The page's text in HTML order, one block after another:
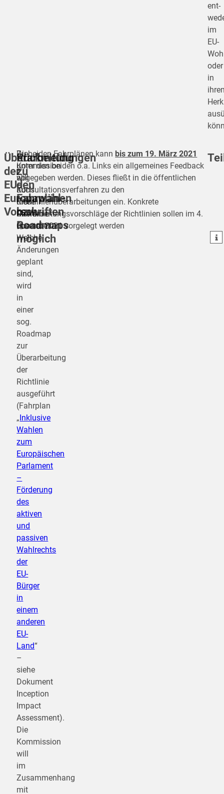
ent­
im
EU-
oder
in
Überarbeitung
der
EU-
Europawahl-
Vorschriften
Die
Kommission
will
auch
diese
Richtlinie
überarbeiten.
Welche
Änderungen
geplant
sind,
wird
in
einer
sog.
Roadmap
zur
Überarbeitung
der
Richtlinie
ausgeführt
(Fahrplan
„ Inklusive
Wahlen
zum
Europäischen
Parlament
–
Förderung
des
aktiven
und
passiven
Wahlrechts
der
EU-
Bürger
in
einem
anderen
EU-
Land“
–
siehe
Dokument
Inception
Impact
Assessment).
Die
Kommission
will
im
Zusammenhang
mit
Rückmeldungen
zu
den
Fahrplänen
bzw.
Roadmaps
möglich
Zu beiden Fahrplänen kann bis zum 19. März 2021
unter den beiden o.a. Links ein allgemeines Feedback
abgegeben werden. Dieses fließt in die öffentlichen
Konsultations­verfahren zu den
Richtlinienüberarbeitungen ein. Konkrete
Überarbeitungsvorschläge der Richtlinien sollen im 4.
Quartal 2021 vorgelegt werden
teilen